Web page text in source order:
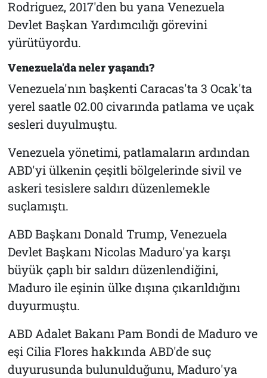
Rodriguez, 2017'den bu yana Venezuela
Devlet Başkan Yardımcılığı görevini
yürütüyordu.
Venezuela'da neler yaşandı?
Venezuela'nın başkenti Caracas'ta 3 Ocak'ta
yerel saatle 02.00 civarında patlama ve uçak
sesleri duyulmuştu.
Venezuela yönetimi, patlamaların ardından
ABD'yi ülkenin çeşitli bölgelerinde sivil ve
askeri tesislere saldırı düzenlemekle
suçlamıştı.
ABD Başkanı Donald Trump, Venezuela
Devlet Başkanı Nicolas Maduro'ya karşı
büyük çaplı bir saldırı düzenlendiğini,
Maduro ile eşinin ülke dışına çıkarıldığını
duyurmuştu.
ABD Adalet Bakanı Pam Bondi de Maduro ve
eşi Cilia Flores hakkında ABD'de suç
duyurusunda bulunulduğunu, Maduro'ya